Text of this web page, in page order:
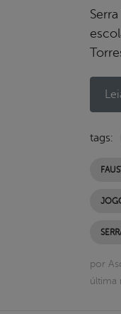
tags:
por
última